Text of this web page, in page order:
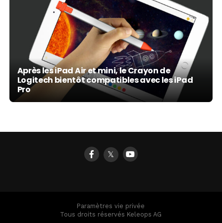
Après les iPad Air et mini, le Crayon de
Logitech bientôt compatibles avec les iPad
Pro
𝕏
Paramètres vie privée
Tous droits réservés Keleops AG